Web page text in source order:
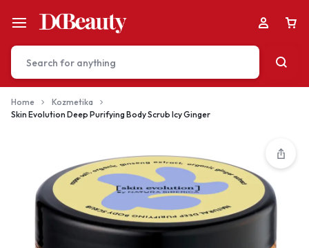
Don't miss out on great deals! Start shopping or
Sign in to view products added.
Home
Kozmetika
Skin Evolution Deep Purifying Body Scrub Icy Ginger